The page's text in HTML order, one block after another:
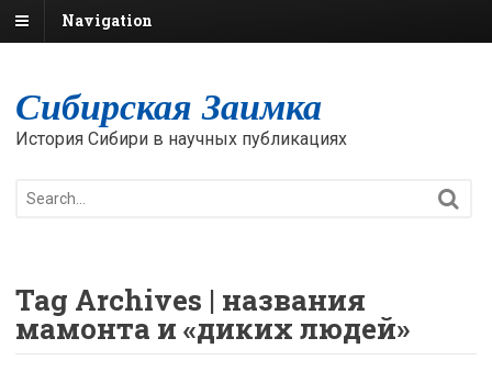
Navigation
Сибирская Заимка
История Сибири в научных публикациях
Tag Archives | названия
мамонта и «диких людей»